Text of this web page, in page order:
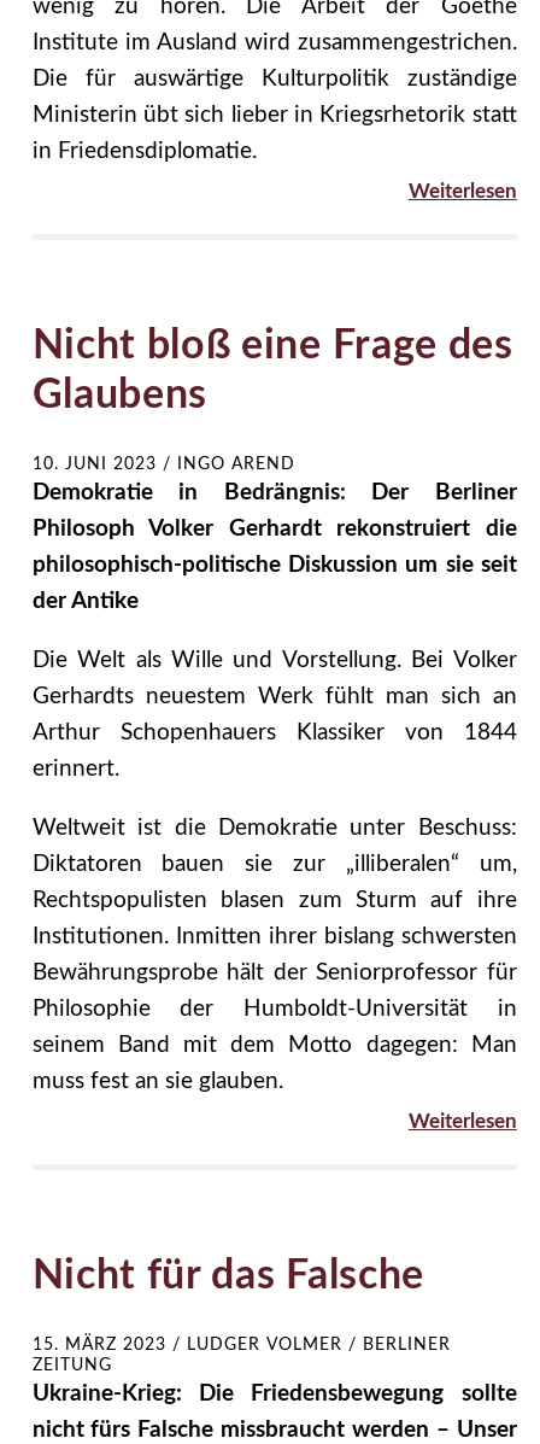
wenig zu hören. Die Arbeit der Goethe
Institute im Ausland wird zusammengestrichen.
Die für auswärtige Kulturpolitik zuständige
Ministerin übt sich lieber in Kriegsrhetorik statt
in Friedensdiplomatie.
Weiterlesen
Nicht bloß eine Frage des
Glaubens
10. JUNI 2023 / INGO AREND
Demokratie in Bedrängnis: Der Berliner
Philosoph Volker Gerhardt rekonstruiert die
philosophisch-politische Diskussion um sie seit
der Antike
Die Welt als Wille und Vorstellung. Bei Volker
Gerhardts neuestem Werk fühlt man sich an
Arthur Schopenhauers Klassiker von 1844
erinnert.
Weltweit ist die Demokratie unter Beschuss:
Diktatoren bauen sie zur „illiberalen“ um,
Rechtspopulisten blasen zum Sturm auf ihre
Institutionen. Inmitten ihrer bislang schwersten
Bewährungsprobe hält der Seniorprofessor für
Philosophie der Humboldt-Universität in
seinem Band mit dem Motto dagegen: Man
muss fest an sie glauben.
Weiterlesen
Nicht für das Falsche
15. MÄRZ 2023 /
LUDGER VOLMER / BERLINER
ZEITUNG
Ukraine-Krieg: Die Friedensbewegung sollte
nicht fürs Falsche missbraucht werden – Unser